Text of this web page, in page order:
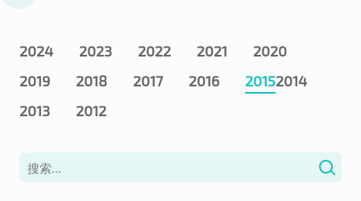
2024 2023 2022 2021
2020
2019
2018 2017 2016 20152014
2013
2012